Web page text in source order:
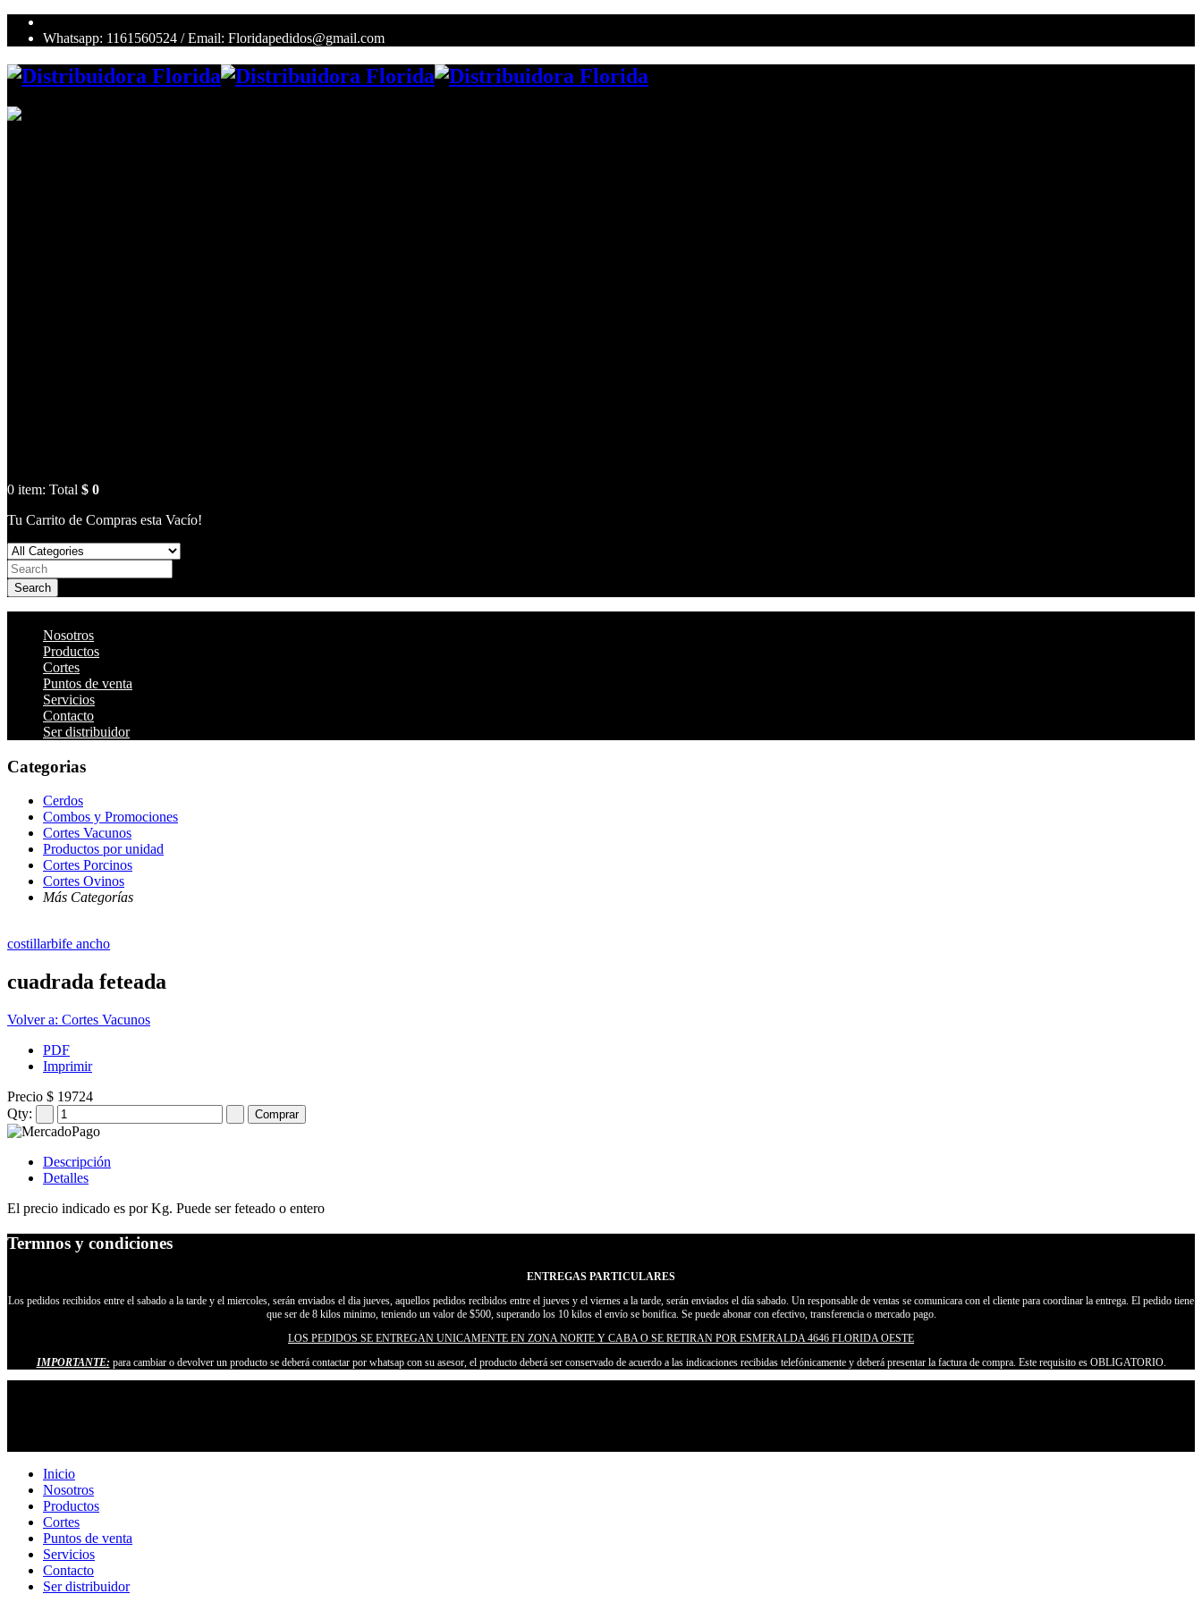
Whatsapp: 1161560524 / Email: Floridapedidos@gmail.com
0 item: Total $ 0
Tu Carrito de Compras esta Vacío!
Search
Nosotros
Productos
Cortes
Puntos de venta
Servicios
Contacto
Ser distribuidor
Categorias
Cerdos
Combos y Promociones
Cortes Vacunos
Productos por unidad
Cortes Porcinos
Cortes Ovinos
Más Categorías
costillarbife ancho
cuadrada feteada
Volver a: Cortes Vacunos
PDF
Imprimir
Precio $ 19724
Qty:
Descripción
Detalles
El precio indicado es por Kg. Puede ser feteado o entero
Termnos y condiciones
ENTREGAS PARTICULARES
Los pedidos recibidos entre el sabado a la tarde y el miercoles, serán enviados el dia jueves, aquellos pedidos recibidos entre el jueves y el viernes a la tarde, serán enviados el día sabado. Un responsable de ventas se comunicara con el cliente para coordinar la entrega. El pedido tiene
que ser de 8 kilos minimo, teniendo un valor de $500, superando los 10 kilos el envío se bonifica. Se puede abonar con efectivo, transferencia o mercado pago.
LOS PEDIDOS SE ENTREGAN UNICAMENTE EN ZONA NORTE Y CABA O SE RETIRAN POR ESMERALDA 4646 FLORIDA OESTE
IMPORTANTE: para cambiar o devolver un producto se deberá contactar por whatsap con su asesor, el producto deberá ser conservado de acuerdo a las indicaciones recibidas telefónicamente y deberá presentar la factura de compra. Este requisito es OBLIGATORIO.
Inicio
Nosotros
Productos
Cortes
Puntos de venta
Servicios
Contacto
Ser distribuidor